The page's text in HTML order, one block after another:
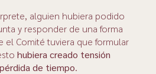
alguien hubiera podido
y responder de una forma
el Comité tuviera que formular
hubiera creado tensión
de tiempo.